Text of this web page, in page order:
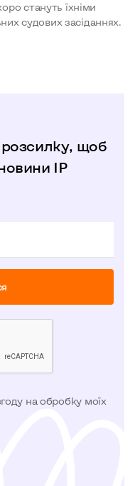
стануть їхніми
судових засіданнях.
щоб
IP
на обробку моїх